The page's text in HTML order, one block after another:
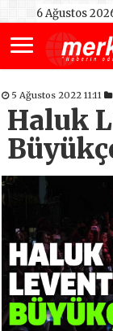
6 Ağustos
5 Ağustos 2022 11:11
Haluk